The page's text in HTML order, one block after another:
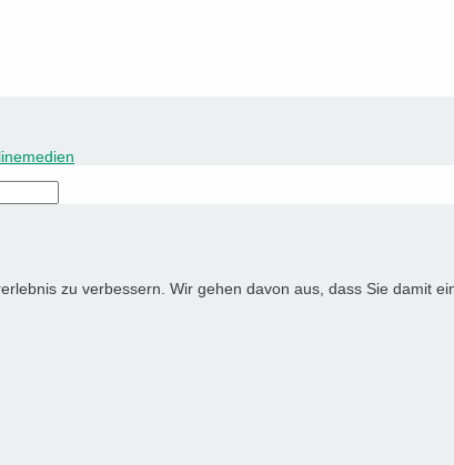
zu verbessern. Wir gehen davon aus, dass Sie damit